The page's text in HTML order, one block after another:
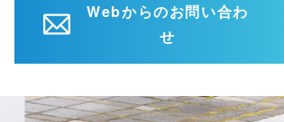
Webからのお問い合わ
せ